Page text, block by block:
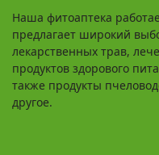
Наша фитоаптека
предлагает широкий
лекарственных трав,
продуктов здорового
также продукты
другое.